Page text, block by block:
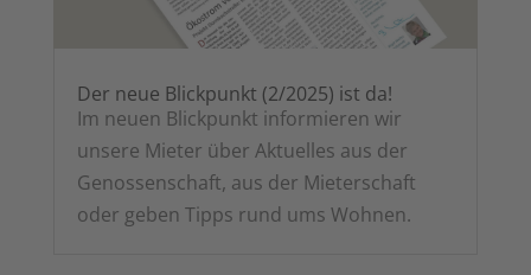
Der neue Blick­punkt (2/2025) ist da!
Im neu­en Blick­punkt infor­mie­ren wir
unse­re Mie­ter über Aktu­el­les aus der
Genos­sen­schaft, aus der Mie­ter­schaft
oder geben Tipps rund ums Wohnen.